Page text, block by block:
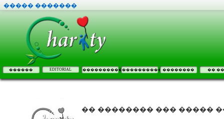
����� �������
������ EDITORIAL �������������������� �������� ��
�� �������� ��� �����